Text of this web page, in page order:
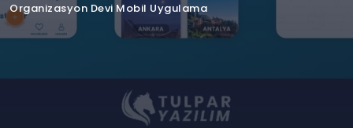
Organizasyon Devi Mobil Uygulama